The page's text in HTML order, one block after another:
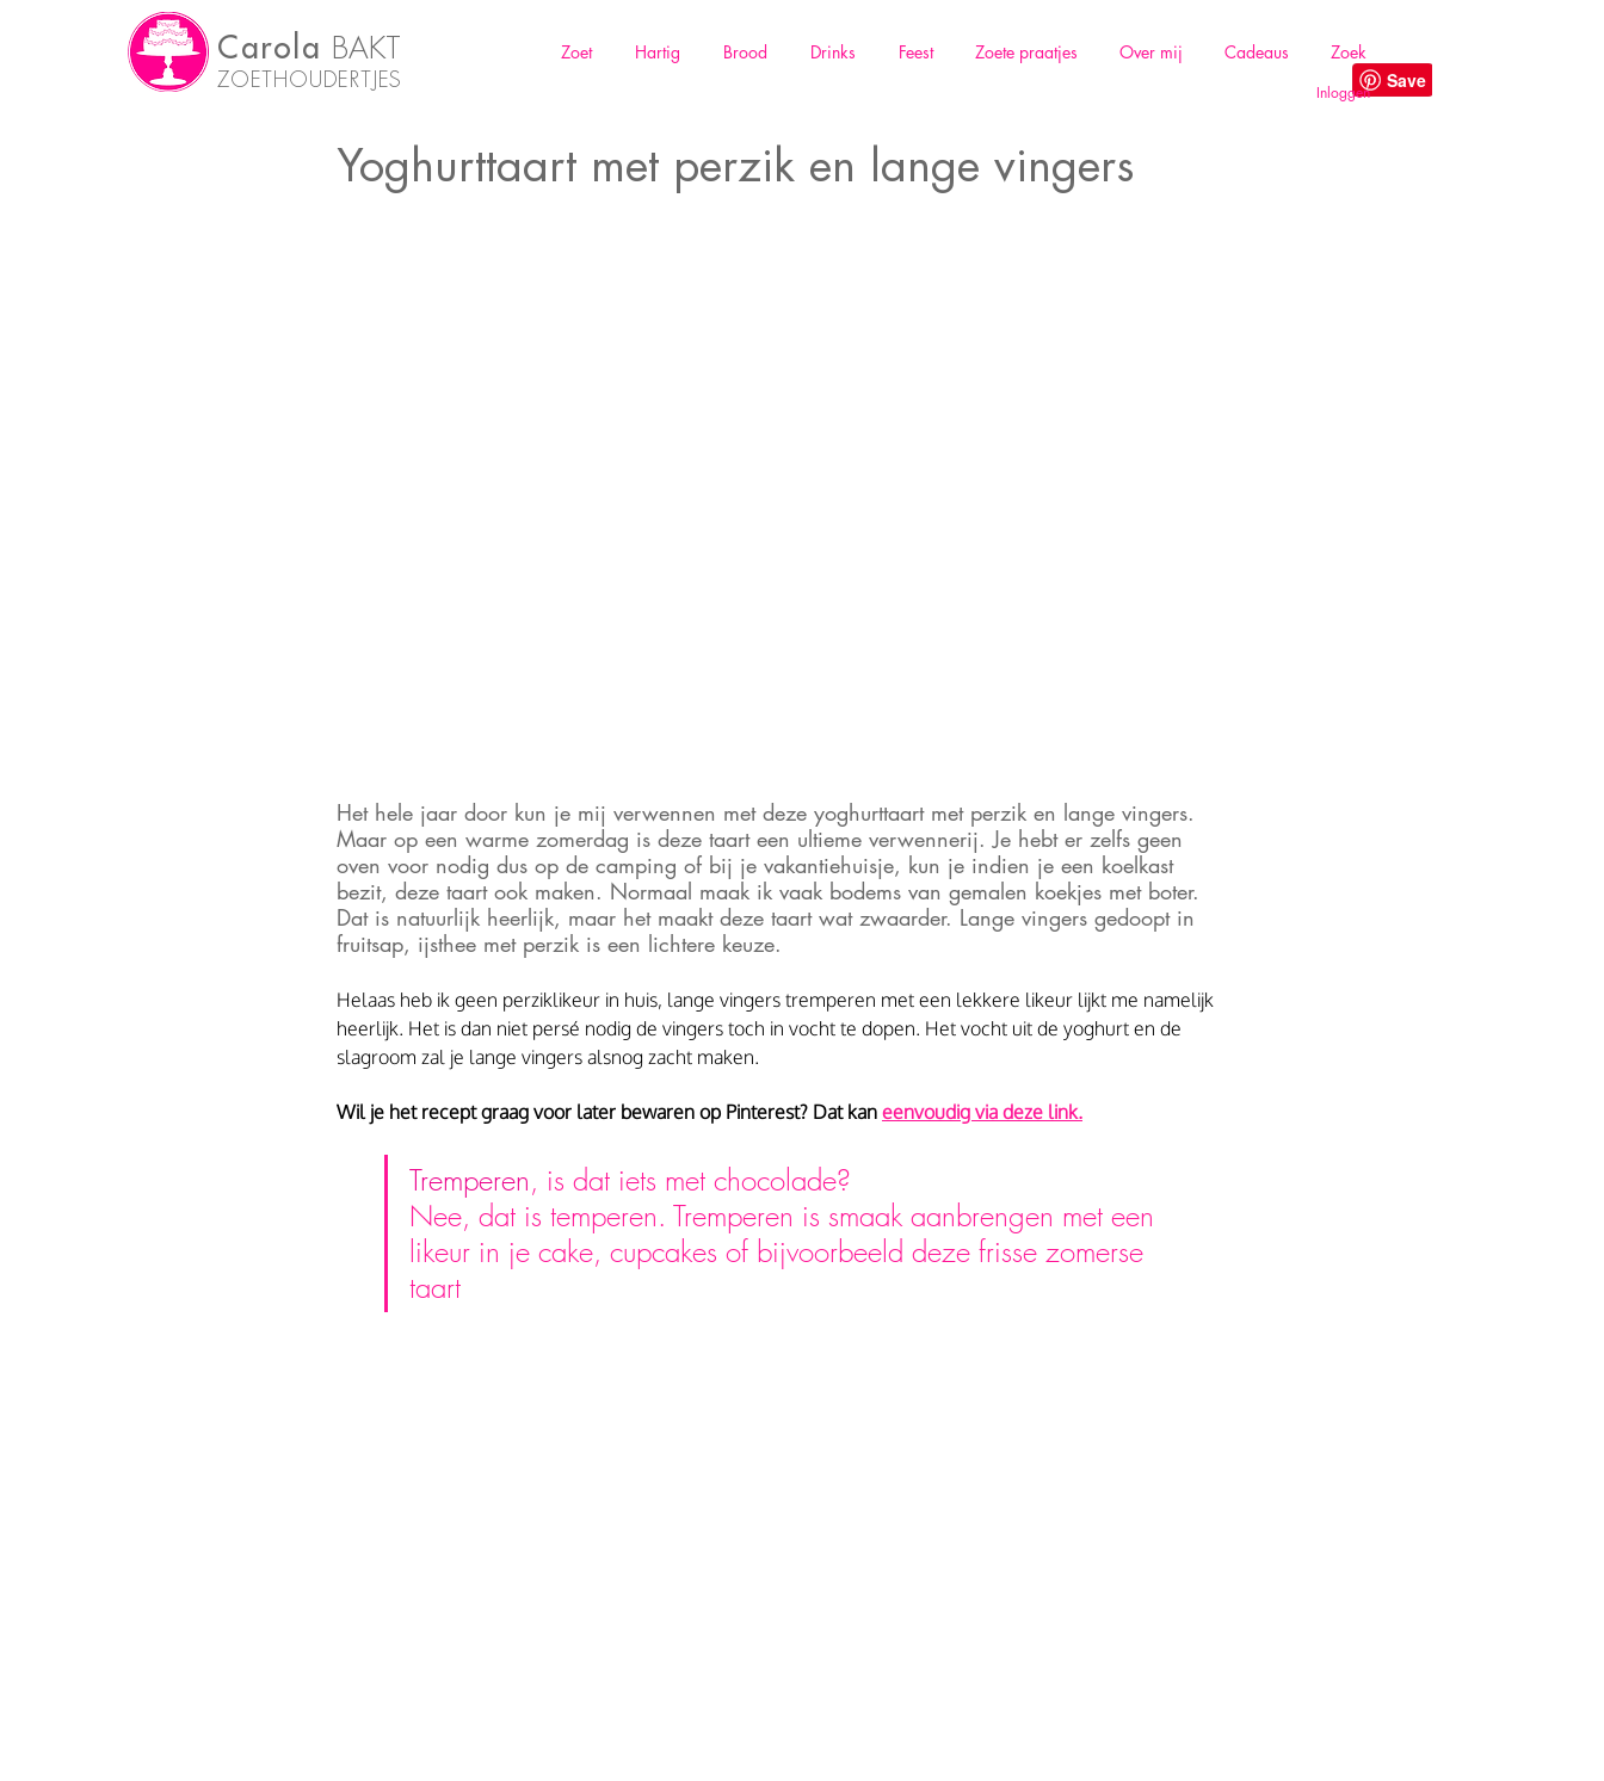
Carola BAKT
ZOETHOUDERTJES
Zoet Hartig Brood Drinks Feest Zoete praatjes Over mij Cadeaus Zoek
Inloggen
Yoghurttaart met perzik en lange vingers
Het hele jaar door kun je mij verwennen met deze yoghurttaart met perzik en lange vingers.
Maar op een warme zomerdag is deze taart een ultieme verwennerij. Je hebt er zelfs geen
oven voor nodig dus op de camping of bij je vakantiehuisje, kun je indien je een koelkast
bezit, deze taart ook maken. Normaal maak ik vaak bodems van gemalen koekjes met boter.
Dat is natuurlijk heerlijk, maar het maakt deze taart wat zwaarder. Lange vingers gedoopt in
fruitsap, ijsthee met perzik is een lichtere keuze.
Helaas heb ik geen perziklikeur in huis, lange vingers tremperen met een lekkere likeur lijkt me namelijk
heerlijk. Het is dan niet persé nodig de vingers toch in vocht te dopen. Het vocht uit de yoghurt en de
slagroom zal je lange vingers alsnog zacht maken.
Wil je het recept graag voor later bewaren op Pinterest? Dat kan eenvoudig via deze link.
Tremperen, is dat iets met chocolade?
Nee, dat is temperen. Tremperen is smaak aanbrengen met een
likeur in je cake, cupcakes of bijvoorbeeld deze frisse zomerse
taart